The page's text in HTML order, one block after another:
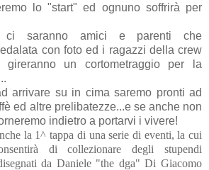
lo "start" ed ognuno soffrirà per
ci saranno amici e parenti che
con foto ed i ragazzi della crew
un cortometraggio per la
arrivare su in cima saremo pronti ad
ed altre prelibatezze...e se anche non
indietro a portarvi i vivere!
la 1^ tappa di una serie di eventi, la cui
di collezionare degli stupendi
da Daniele "the dga" Di Giacomo